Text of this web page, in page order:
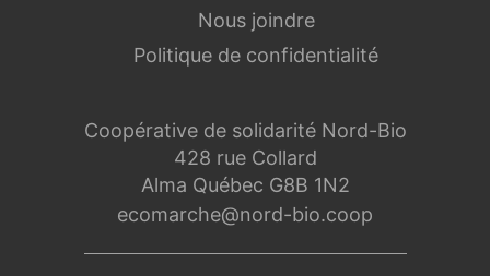
Coopérative de solidarité Nord-Bio
428 rue Collard
Alma Québec G8B 1N2
ecomarche@nord-bio.coop
Nous joindre
Politique de confidentialité